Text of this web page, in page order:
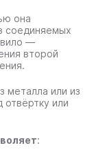
она
соединяемых
—
второй
металла или из
или
: